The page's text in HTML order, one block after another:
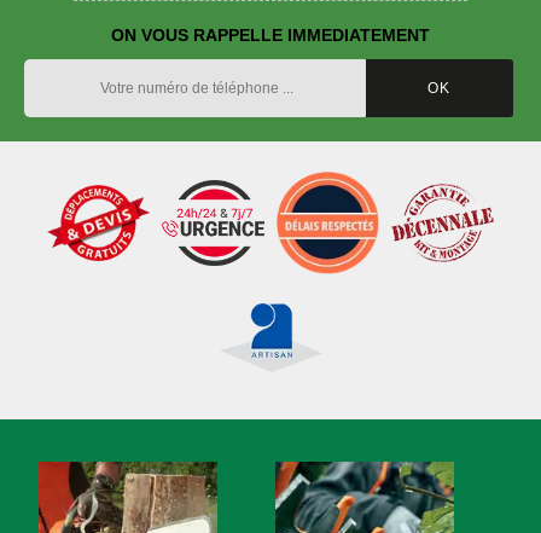
ON VOUS RAPPELLE IMMEDIATEMENT